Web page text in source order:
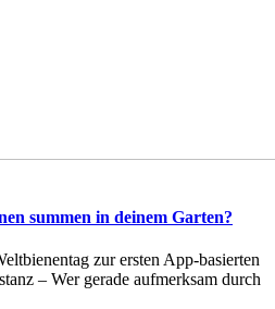
summen in deinem Garten?
zur ersten App-basierten
– Wer gerade aufmerksam durch